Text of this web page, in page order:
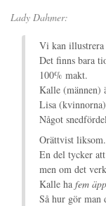
Lady Dahmer:
Vi kan illustrera
Det finns bara
100% makt.
Kalle (männen)
Lisa
Något
Orättvist liksom.
En del tycker
men om det
Kalle ha fem
Så hur gör man